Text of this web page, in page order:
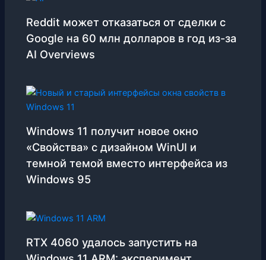
Reddit может отказаться от сделки с
Google на 60 млн долларов в год из-за
AI Overviews
Windows 11 получит новое окно
«Свойства» с дизайном WinUI и
темной темой вместо интерфейса из
Windows 95
RTX 4060 удалось запустить на